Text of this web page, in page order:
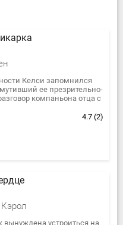
Келси запомнился
ее презрительно-
компаньона отца с
что...
4.7 (2)
вынуждена устроиться на